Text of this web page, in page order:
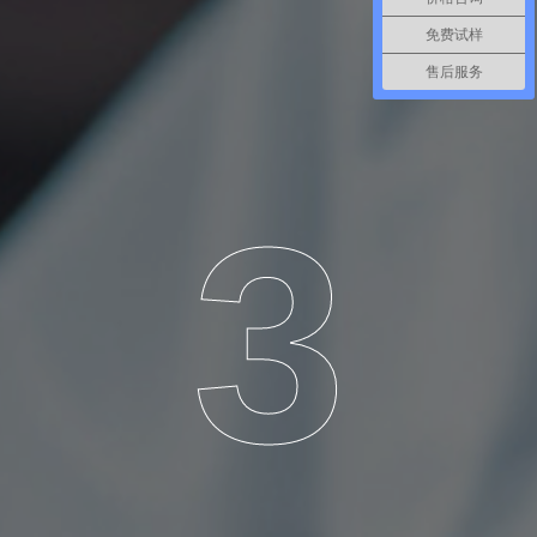
3
免费试样
售后服务